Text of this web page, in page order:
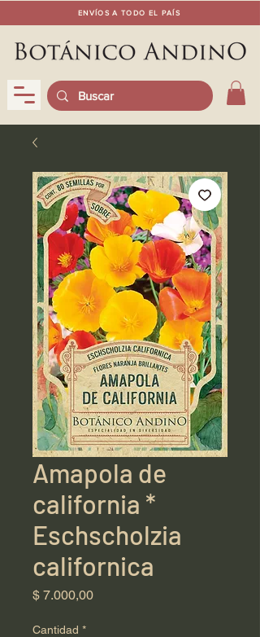
ENVÍOS A TODO EL PAÍS
Amapola de
california *
Eschscholzia
californica
$ 7.000,00Precio
Cantidad *